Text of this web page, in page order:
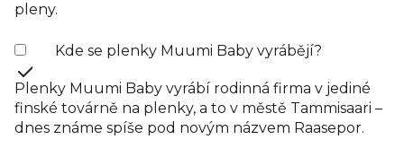
pleny.
Kde se plenky Muumi Baby vyrábějí?
Plenky Muumi Baby vyrábí rodinná firma v jediné
finské továrně na plenky, a to v městě Tammisaari –
dnes známe spíše pod novým názvem Raasepor.